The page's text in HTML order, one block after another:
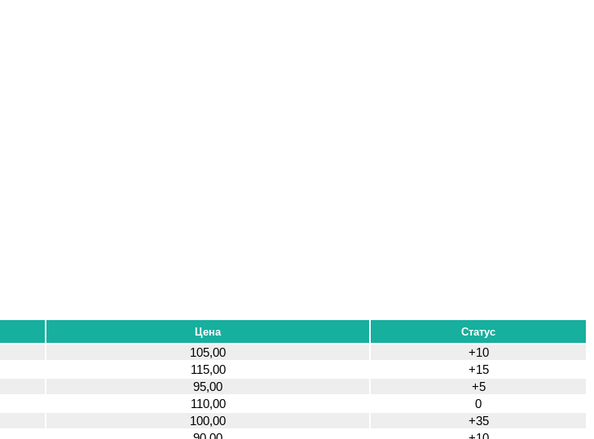
Цена Статус
105,00
+10
115,00
+15
95,00
+5
110,00
0
100,00
+35